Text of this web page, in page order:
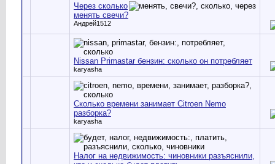
Через сколько
менять свечи?
Андрей1512
Nissan Primastar бензин: сколько он потребляет
karyasha
Сколько времени занимает Citroen Nemo
разборка?
karyasha
Налог на недвижимость: чиновники разъяснили,